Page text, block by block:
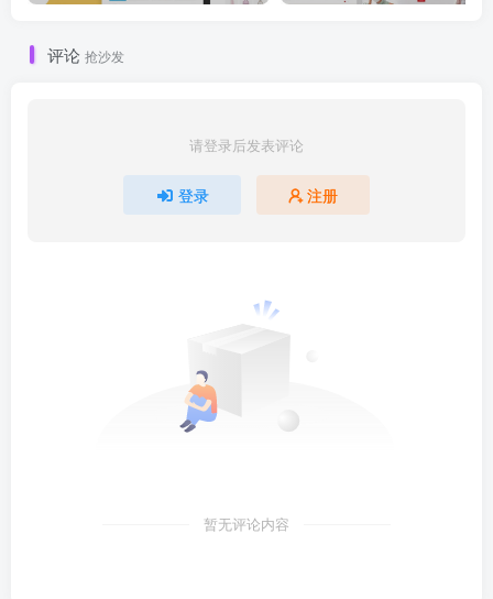
评论 抢沙发
请登录后发表评论
登录 注册
暂无评论内容